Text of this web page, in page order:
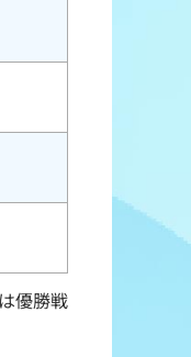
は優勝戦